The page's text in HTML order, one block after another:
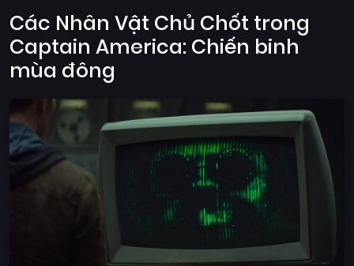
Các Nhân Vật Chủ Chốt trong
Captain America: Chiến binh
mùa đông